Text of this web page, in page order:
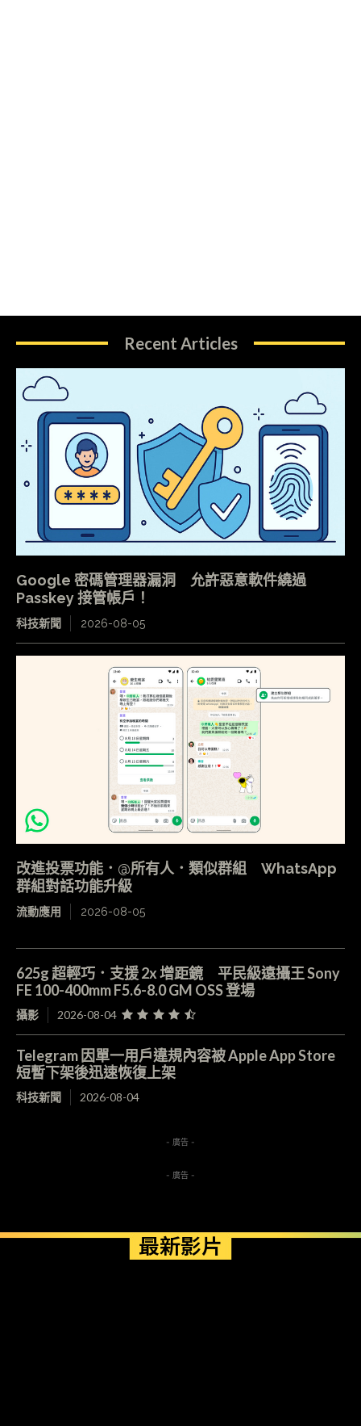
Recent Articles
Google 密碼管理器漏洞 允許惡意軟件繞過
Passkey 接管帳戶！
科技新聞 2026-08-05
改進投票功能．@所有人．類似群組 WhatsApp
群組對話功能升級
流動應用 2026-08-05
625g 超輕巧．支援 2x 增距鏡 平民級遠攝王 Sony
FE 100-400mm F5.6-8.0 GM OSS 登場
攝影 2026-08-04
Telegram 因單一用戶違規內容被 Apple App Store
短暫下架後迅速恢復上架
科技新聞 2026-08-04
- 廣告 -
- 廣告 -
最新影片